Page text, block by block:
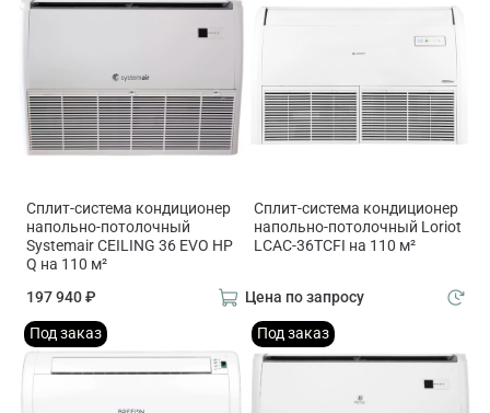
Сплит-система кондиционер
напольно-потолочный
Systemair CEILING 36 EVO HP
Q на 110 м²
197 940 ₽
Сплит-система кондиционер
напольно-потолочный Loriot
LCAC-36TCFI на 110 м²
Цена по запросу
Под заказ Под заказ